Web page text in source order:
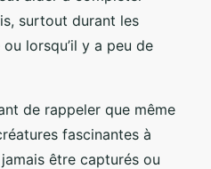
surtout durant les
lorsqu’il y a peu de
de rappeler que même
fascinantes à
être capturés ou